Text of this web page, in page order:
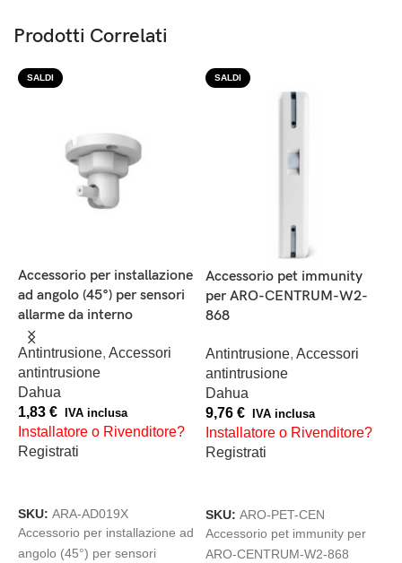
Prodotti Correlati
SALDI
Accessorio per installazione
ad angolo (45°) per sensori
allarme da interno
Antintrusione, Accessori
antintrusione
Dahua
1,83 € IVA inclusa
Installatore o Rivenditore?
Registrati
SKU: ARA-AD019X
Accessorio per installazione ad
angolo (45°) per sensori
SALDI
Accessorio pet immunity
per ARO-CENTRUM-W2-
868
Antintrusione, Accessori
antintrusione
Dahua
9,76 € IVA inclusa
Installatore o Rivenditore?
Registrati
SKU: ARO-PET-CEN
Accessorio pet immunity per
ARO-CENTRUM-W2-868